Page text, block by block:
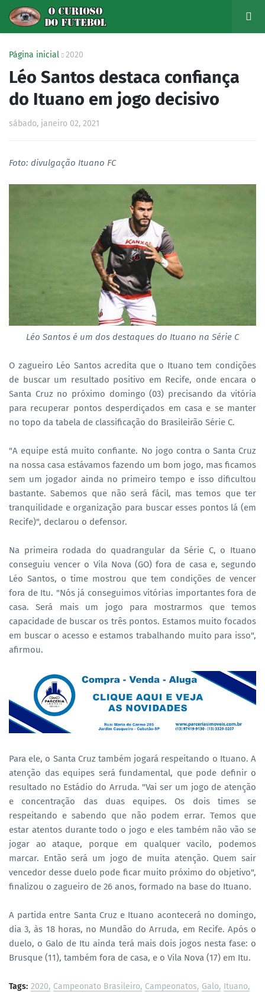
Página inicial 2020
Léo Santos destaca confiança
do Ituano em jogo decisivo
sábado, janeiro 02, 2021
Foto: divulgação Ituano FC
Léo Santos é um dos destaques do Ituano na Série C
O zagueiro Léo Santos acredita que o Ituano tem condições
de buscar um resultado positivo em Recife, onde encara o
Santa Cruz no próximo domingo (03) precisando da vitória
para recuperar pontos desperdiçados em casa e se manter
no topo da tabela de classificação do Brasileirão Série C.
"A equipe está muito confiante. No jogo contra o Santa Cruz
na nossa casa estávamos fazendo um bom jogo, mas ficamos
sem um jogador ainda no primeiro tempo e isso dificultou
bastante. Sabemos que não será fácil, mas temos que ter
tranquilidade e organização para buscar esses pontos lá (em
Recife)", declarou o defensor.
Na primeira rodada do quadrangular da Série C, o Ituano
conseguiu vencer o Vila Nova (GO) fora de casa e, segundo
Léo Santos, o time mostrou que tem condições de vencer
fora de Itu. "Nós já conseguimos vitórias importantes fora de
casa. Será mais um jogo para mostrarmos que temos
capacidade de buscar os três pontos. Estamos muito focados
em buscar o acesso e estamos trabalhando muito para isso",
afirmou.
Para ele, o Santa Cruz também jogará respeitando o Ituano. A
atenção das equipes será fundamental, que pode definir o
resultado no Estádio do Arruda. "Vai ser um jogo de atenção
e concentração das duas equipes. Os dois times se
respeitando e sabendo que não podem errar. Temos que
estar atentos durante todo o jogo e eles também não vão se
jogar ao ataque, porque em qualquer vacilo, podemos
marcar. Então será um jogo de muita atenção. Quem sair
vencedor desse duelo pode ficar muito próximo do objetivo",
finalizou o zagueiro de 26 anos, formado na base do Ituano.
A partida entre Santa Cruz e Ituano acontecerá no domingo,
dia 3, às 18 horas, no Mundão do Arruda, em Recife. Após o
duelo, o Galo de Itu ainda terá mais dois jogos nesta fase: o
Brusque (11), também fora de casa, e o Vila Nova (17) em Itu.
Tags: 2020 Campeonato Brasileiro Campeonatos Galo Ituano